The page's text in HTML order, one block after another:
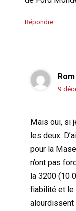
Répondre
Rom
9
Mais oui, si
les deux.
pour la
n’ont pas
la 3200 (10
fiabilité et le
alourdissent